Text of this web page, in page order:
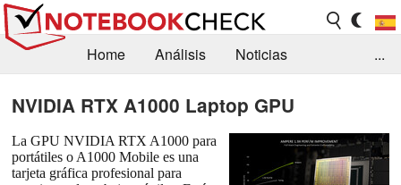
Home Análisis
Noticias
Orientación para la Compra
Busca
Contacto
...
NVIDIA RTX A1000 Laptop GPU
La GPU NVIDIA RTX A1000 para
portátiles o A1000 Mobile es una
tarjeta gráfica profesional para